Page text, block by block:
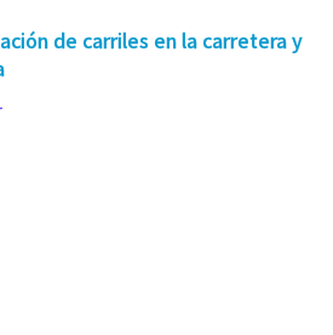
de carriles en la carretera y